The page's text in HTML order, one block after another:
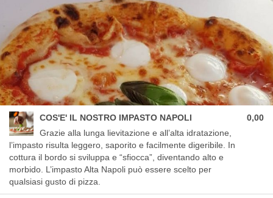
COS'E' IL NOSTRO IMPASTO NAPOLI
Grazie alla lunga lievitazione e all’alta idratazione,
l’impasto risulta leggero, saporito e facilmente digeribile. In
cottura il bordo si sviluppa e “sfiocca”, diventando alto e
morbido. L’impasto Alta Napoli può essere scelto per
qualsiasi gusto di pizza.
0,00